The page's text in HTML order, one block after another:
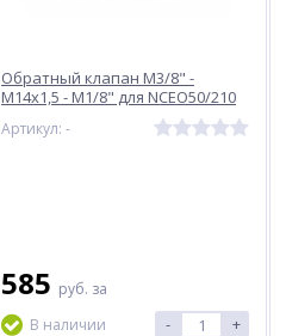
Обратный клапан M3/8" -
M14х1,5 - M1/8" для NCEO50/210
Артикул: -
585 руб. за
В наличии
- +